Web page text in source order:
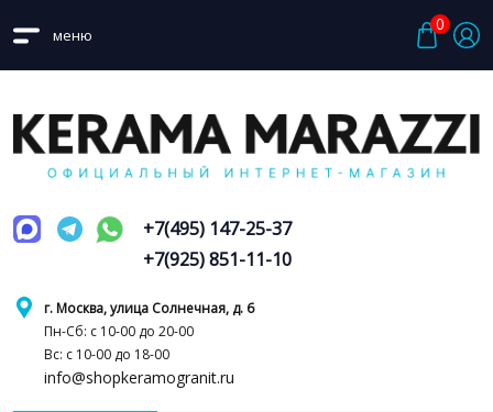
меню
0
г. Москва, улица Солнечная, д. 6
Пн-Сб: с 10-00 до 20-00
Вс: с 10-00 до 18-00
info@shopkeramogranit.ru
+7(495) 147-25-37
+7(925) 851-11-10